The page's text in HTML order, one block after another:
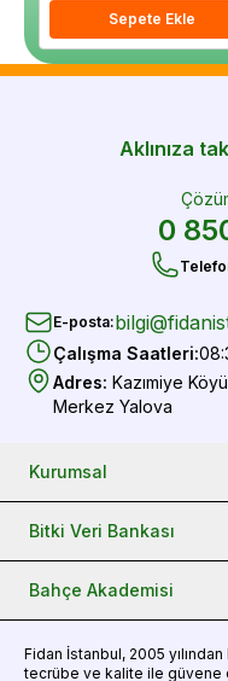
Sepete Ekle
Aklınıza
0
E-posta:
Çalışma Saatleri:
Adres: Kazımiye
Merkez Yalova
Kurumsal
Bitki Veri Bankası
Bahçe Akademisi
Fidan İstanbul, 2005
tecrübe ve kalite ile güvene